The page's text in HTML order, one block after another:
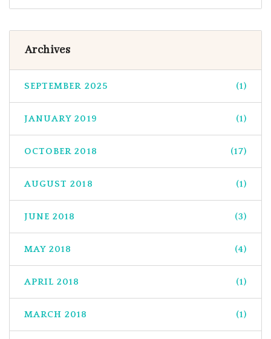
Archives
SEPTEMBER 2025 (1)
JANUARY 2019 (1)
OCTOBER 2018 (17)
AUGUST 2018 (1)
JUNE 2018 (3)
MAY 2018 (4)
APRIL 2018 (1)
MARCH 2018 (1)